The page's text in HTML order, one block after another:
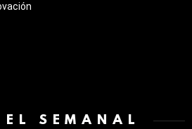
EL SEMANAL